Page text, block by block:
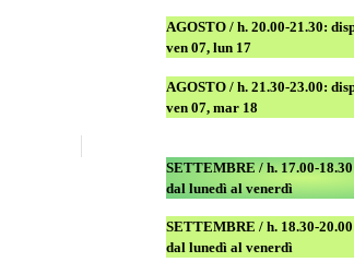
AGOSTO / h. 20.00-21.30:
ven 07, lun 17
AGOSTO / h. 21.30-23.00:
ven 07, mar 18
SETTEMBRE / h. 17.00-
dal lunedì al venerdì
SETTEMBRE / h. 18.30-
dal lunedì al venerdì